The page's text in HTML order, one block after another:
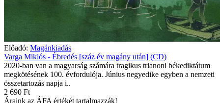
Előadó: Magánkiadás
Varga Miklós - Ébredés [száz év magány után] (CD)
2020-ban van a magyarság számára tragikus trianoni békediktátum
megkötésének 100. évfordulója. Június negyedike egyben a nemzeti
összetartozás napja i..
2 690 Ft
Áraink az ÁFA értékét tartalmazzák!